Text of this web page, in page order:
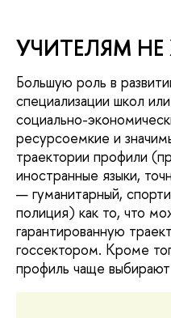
УЧИТЕЛЯМ НЕ
Большую роль в
специализации школ
социально-
ресурсоемкие и
траектории профили
иностранные языки,
— гуманитарный,
полиция) как то, что
гарантированную
госсектором. Кроме
профиль чаще